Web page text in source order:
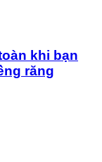
khi bạn
răng